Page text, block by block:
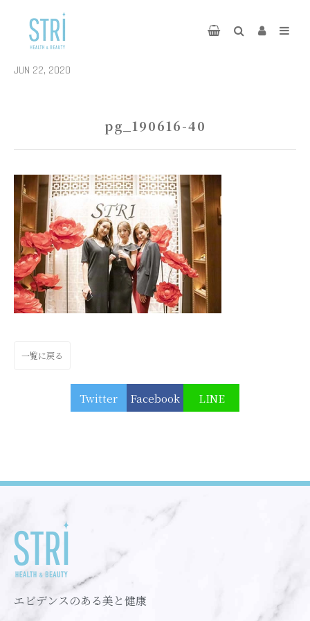
JUN 22, 2020
pg_190616-40
一覧に戻る
Twitter Facebook LINE
エビデンスのある美と健康